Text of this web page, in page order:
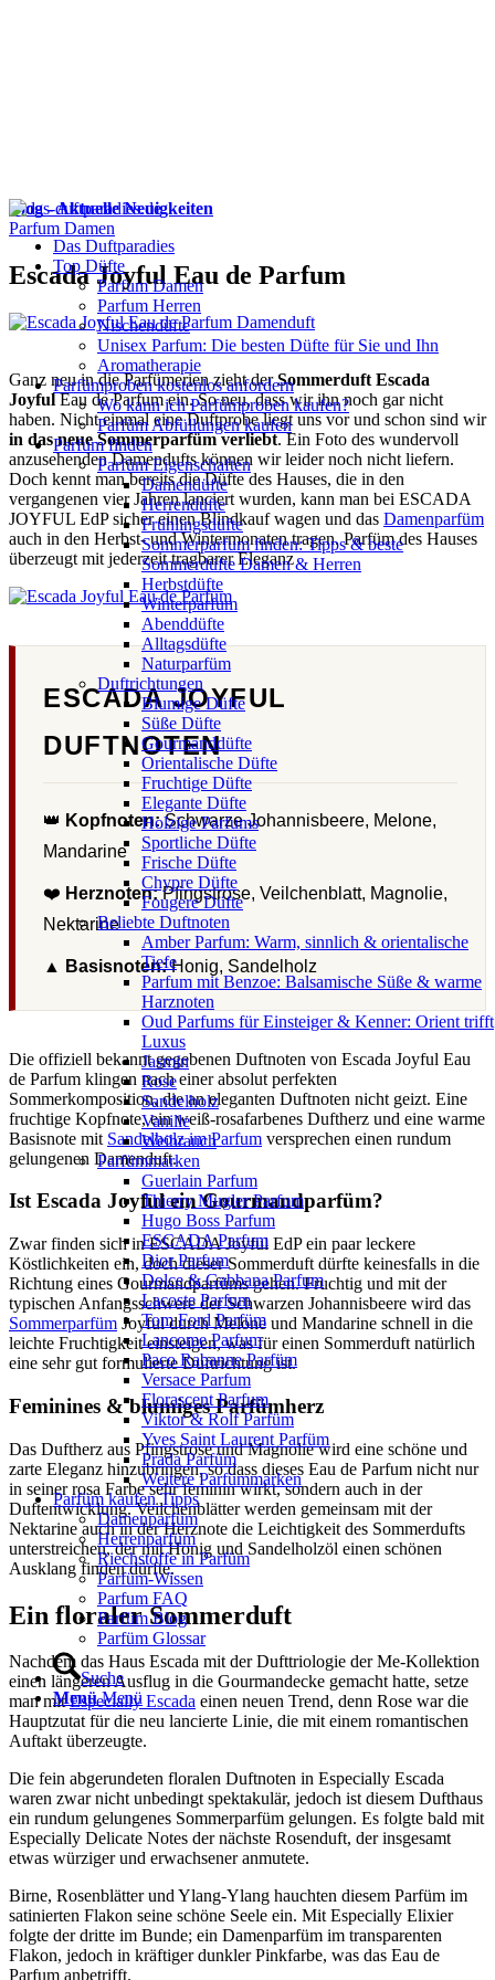
Das Duftparadies
Top Düfte
Parfum Damen
Parfum Herren
Nischendüfte
Unisex Parfum: Die besten Düfte für Sie und Ihn
Aromatherapie
Parfümproben kostenlos anfordern
Wo kann ich Parfümproben kaufen?
Parfüm Abfüllungen kaufen
Parfum finden
Parfüm Eigenschaften
Damendüfte
Herrendüfte
Frühlingsdüfte
Sommerparfum finden: Tipps & beste
Sommerdüfte Damen & Herren
Herbstdüfte
Winterparfum
Abenddüfte
Alltagsdüfte
Naturparfüm
Duftrichtungen
Blumige Düfte
Süße Düfte
Gourmanddüfte
Orientalische Düfte
Fruchtige Düfte
Elegante Düfte
Holzige Parfums
Sportliche Düfte
Frische Düfte
Chypre Düfte
Fougere Düfte
Beliebte Duftnoten
Amber Parfum: Warm, sinnlich & orientalische
Tiefe
Parfum mit Benzoe: Balsamische Süße & warme
Harznoten
Oud Parfums für Einsteiger & Kenner: Orient trifft
Luxus
Jasmin
Rose
Sandelholz
Vanille
Weihrauch
Parfümmarken
Guerlain Parfum
Thierry Mugler Parfum
Hugo Boss Parfum
ESCADA Parfum
Dior Parfum
Dolce & Gabbana Parfum
Lacoste Parfum
Tom Ford Parfüm
Lancome Parfum
Paco Rabanne Parfüm
Versace Parfum
Florascent Parfum
Viktor & Rolf Parfüm
Yves Saint Laurent Parfüm
Prada Parfüm
Weitere Parfümmarken
Parfüm kaufen Tipps
Damenparfüm
Herrenparfüm
Riechstoffe in Parfüm
Parfüm-Wissen
Parfum FAQ
Parfüm Blog
Parfüm Glossar
Suche
Menü Menü
Blog - Aktuelle Neuigkeiten
Parfum Damen
Escada Joyful Eau de Parfum
Ganz neu in die Parfümerien zieht derSommerduft Escada
JoyfulEau de Parfum ein. So neu, dass wir ihn noch gar nicht
haben. Nicht einmal eine Duftprobe liegt uns vor und schon sind wir
in das neue Sommerparfüm verliebt. Ein Foto des wundervoll
anzusehenden Damendufts können wir leider noch nicht liefern.
Doch kennt man bereits die Düfte des Hauses, die in den
vergangenen vier Jahren lanciert wurden, kann man bei ESCADA
JOYFUL EdP sicher einen Blindkauf wagen und das Damenparfüm
auch in den Herbst- und Wintermonaten tragen. Parfüm des Hauses
überzeugt mit jederzeit tragbarer Eleganz
ESCADA JOYFUL
DUFTNOTEN
👑 Kopfnoten:Schwarze Johannisbeere, Melone,
Mandarine
❤️ Herznoten:Pfingstrose, Veilchenblatt, Magnolie,
Nektarine
▲ Basisnoten:Honig, Sandelholz
Die offiziell bekannt gegebenen Duftnoten von Escada Joyful Eau
de Parfum klingen nach einer absolut perfekten
Sommerkomposition, die an eleganten Duftnoten nicht geizt. Eine
fruchtige Kopfnote, ein weiß-rosafarbenes Duftherz und eine warme
Basisnote mit Sandelholz im Parfum versprechen einen rundum
gelungenen Damenduft.
Ist Escada Joyful ein Gourmandparfüm?
Zwar finden sich in ESCADA Joyful EdP ein paar leckere
Köstlichkeiten ein, doch dieser Sommerduft dürfte keinesfalls in die
Richtung eines Gourmandparfüms gehen. Fruchtig und mit der
typischen Anfangsschwere der Schwarzen Johannisbeere wird das
Sommerparfüm Joyful durch Melone und Mandarine schnell in die
leichte Fruchtigkeit einsteigen, was für einen Sommerduft natürlich
eine sehr gut formulierte Duftrichtung ist.
Feminines & blumiges Parfümherz
Das Duftherz aus Pfingstrose und Magnolie wird eine schöne und
zarte Eleganz hinzubringen, so dass dieses Eau de Parfum nicht nur
in seiner rosa Farbe sehr feminin wirkt, sondern auch in der
Duftentwicklung. Veilchenblätter werden gemeinsam mit der
Nektarine auch in der Herznote die Leichtigkeit des Sommerdufts
unterstreichen, der mit Honig und Sandelholzöl einen schönen
Ausklang finden dürfte.
Ein floraler Sommerduft
Nachdem das Haus Escada mit der Dufttriologie der Me-Kollektion
einen längeren Ausflug in die Gourmandecke gemacht hatte, setze
man mitEspecially Escada einen neuen Trend, denn Rose war die
Hauptzutat für die neu lancierte Linie, die mit einem romantischen
Auftakt überzeugte.
Die fein abgerundeten floralen Duftnoten in Especially Escada
waren zwar nicht unbedingt spektakulär, jedoch ist diesem Dufthaus
ein rundum gelungenes Sommerparfüm gelungen. Es folgte bald mit
Especially Delicate Notes der nächste Rosenduft, der insgesamt
etwas würziger und erwachsener anmutete.
Birne, Rosenblätter und Ylang-Ylang hauchten diesem Parfüm im
satinierten Flakon seine schöne Seele ein. Mit Especially Elixier
folgte der dritte im Bunde; ein Damenparfüm im transparenten
Flakon, jedoch in kräftiger dunkler Pinkfarbe, was das Eau de
Parfum anbetrifft.